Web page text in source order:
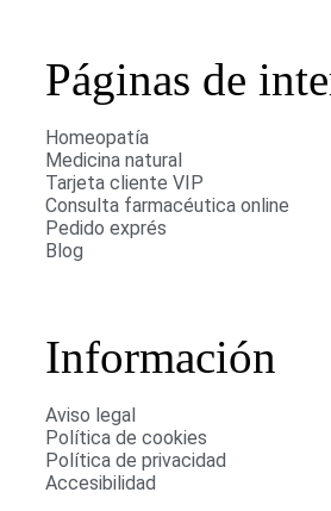
Páginas de
Homeopatía
Medicina natural
Tarjeta cliente VIP
Consulta farmacéutica online
Pedido exprés
Blog
Información
Aviso legal
Política de cookies
Política de privacidad
Accesibilidad